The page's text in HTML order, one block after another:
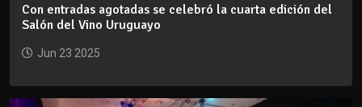
Con entradas agotadas se celebró la cuarta edición del
Salón del Vino Uruguayo
Jun 23 2025